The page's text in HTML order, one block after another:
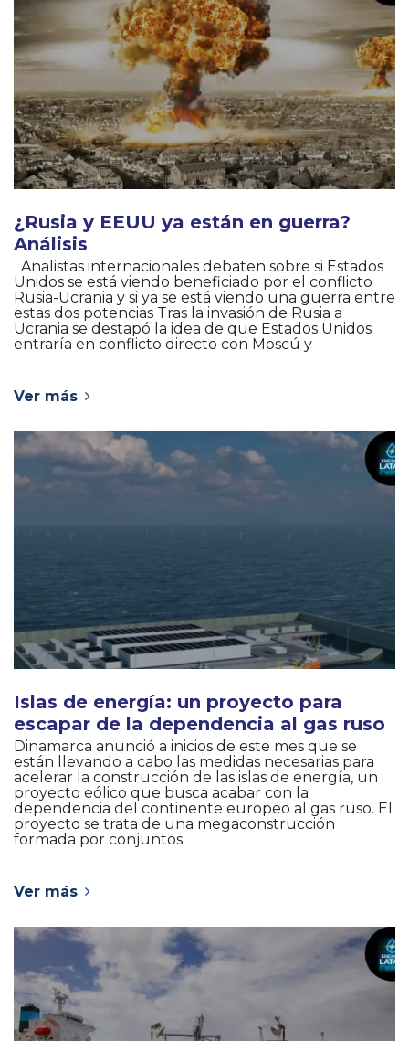
¿Rusia y EEUU ya están en guerra?
Análisis
Analistas internacionales debaten sobre si Estados
Unidos se está viendo beneficiado por el conflicto
Rusia-Ucrania y si ya se está viendo una guerra entre
estas dos potencias Tras la invasión de Rusia a
Ucrania se destapó la idea de que Estados Unidos
entraría en conflicto directo con Moscú y
Ver más
Islas de energía: un proyecto para
escapar de la dependencia al gas ruso
Dinamarca anunció a inicios de este mes que se
están llevando a cabo las medidas necesarias para
acelerar la construcción de las islas de energía, un
proyecto eólico que busca acabar con la
dependencia del continente europeo al gas ruso. El
proyecto se trata de una megaconstrucción
formada por conjuntos
Ver más